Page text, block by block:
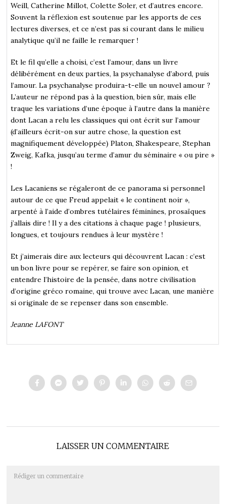
Weill, Catherine Millot, Colette Soler, et d’autres encore.
Souvent la réflexion est soutenue par les apports de ces
lectures diverses, et ce n’est pas si courant dans le milieu
analytique qu’il ne faille le remarquer !
Et le fil qu’elle a choisi, c’est l’amour, dans un livre
délibérément en deux parties, la psychanalyse d’abord, puis
l’amour. La psychanalyse produira-t-elle un nouvel amour ?
L’auteur ne répond pas à la question, bien sûr, mais elle
traque les variations d’une époque à l’autre dans la manière
dont Lacan a relu les classiques qui ont écrit sur l’amour
(d’ailleurs écrit-on sur autre chose, la question est
magnifiquement développée) Platon, Shakespeare, Stephan
Zweig, Kafka, jusqu’au terme d’amur du séminaire « ou pire »
!
Les Lacaniens se régaleront de ce panorama si personnel
autour de ce que Freud appelait « le continent noir »,
arpenté à l’aide d’ombres tutélaires féminines, prosaïques
j’allais dire ! Il y a des citations à chaque page ! plusieurs,
longues, et toujours rendues à leur mystère !
Et j’aimerais dire aux lecteurs qui découvrent Lacan : c’est
un bon livre pour se repérer, se faire son opinion, et
entendre l’histoire de la pensée, dans notre civilisation
d’origine gréco romaine, qui trouve avec Lacan, une manière
si originale de se repenser dans son ensemble.
Jeanne LAFONT
LAISSER UN COMMENTAIRE